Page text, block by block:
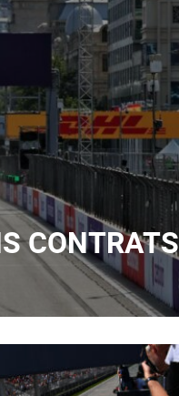
CONTRATS